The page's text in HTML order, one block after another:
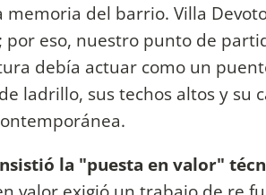
memoria del barrio. Villa
por eso, nuestro punto de
debía actuar como un
ladrillo, sus techos altos y
la "puesta en valor"